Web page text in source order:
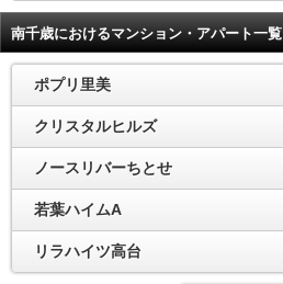
南千歳におけるマンション・アパート一覧
ポプリ里美
クリスタルヒルズ
ノースリバーちとせ
若葉ハイムA
リラハイツ高台